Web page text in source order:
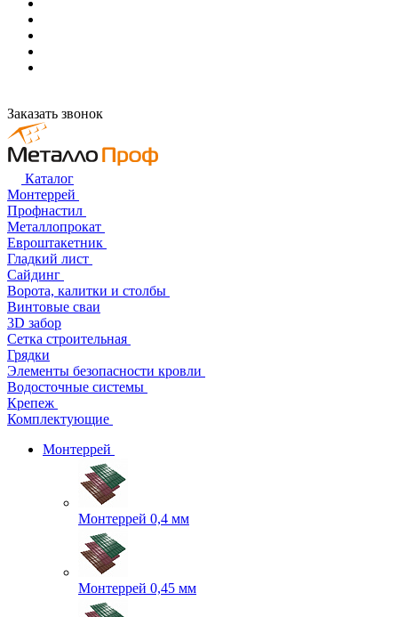
Заказать звонок
Каталог
Монтеррей
Профнастил
Металлопрокат
Евроштакетник
Гладкий лист
Сайдинг
Ворота, калитки и столбы
Винтовые сваи
3D забор
Сетка строительная
Грядки
Элементы безопасности кровли
Водосточные системы
Крепеж
Комплектующие
Монтеррей
Монтеррей 0,4 мм
Монтеррей 0,45 мм